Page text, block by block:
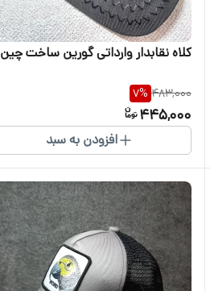
کلاه نقابدار وارداتی گورین ساخت چین
483,000
7%
445,000
افزودن به سبد